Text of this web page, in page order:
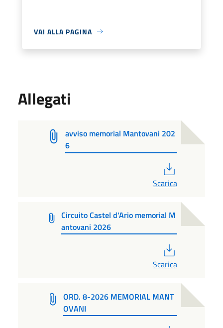
VAI ALLA PAGINA
Allegati
avviso memorial Mantovani 202
6
Scarica
Circuito Castel d'Ario memorial M
antovani 2026
Scarica
ORD. 8-2026 MEMORIAL MANT
OVANI